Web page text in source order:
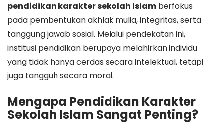
pendidikan karakter sekolah Islam berfokus
pada pembentukan akhlak mulia, integritas, serta
tanggung jawab sosial. Melalui pendekatan ini,
institusi pendidikan berupaya melahirkan individu
yang tidak hanya cerdas secara intelektual, tetapi
juga tangguh secara moral.
Mengapa Pendidikan Karakter
Sekolah Islam Sangat Penting?